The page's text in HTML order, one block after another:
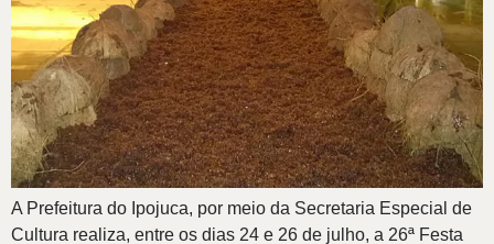
A Prefeitura do Ipojuca, por meio da Secretaria Especial de
Cultura realiza, entre os dias 24 e 26 de julho, a 26ª Festa